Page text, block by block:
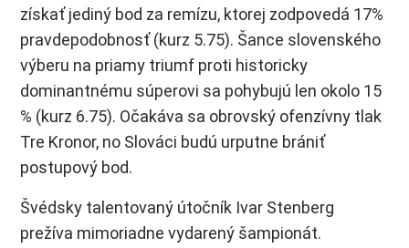
získať jediný bod za remízu, ktorej zodpovedá 17%
pravdepodobnosť (kurz 5.75). Šance slovenského
výberu na priamy triumf proti historicky
dominantnému súperovi sa pohybujú len okolo 15
% (kurz 6.75). Očakáva sa obrovský ofenzívny tlak
Tre Kronor, no Slováci budú urputne brániť
postupový bod.
Švédsky talentovaný útočník Ivar Stenberg
prežíva mimoriadne vydarený šampionát.